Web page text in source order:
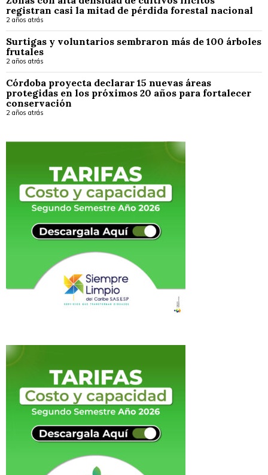
registran casi la mitad de pérdida forestal nacional
2 años atrás
Surtigas y voluntarios sembraron más de 100 árboles
frutales
2 años atrás
Córdoba proyecta declarar 15 nuevas áreas
protegidas en los próximos 20 años para fortalecer
conservación
2 años atrás